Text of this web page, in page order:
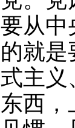
要从中
的就是
式主义
东西，